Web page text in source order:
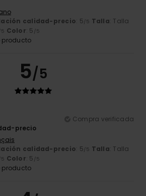
calidad-precio: 5/5 Talla: Talla
Color: 5 /5
producto
5/5
Compra verificada
precio
calidad-precio: 5/5 Talla: Talla
Color: 5 /5
producto